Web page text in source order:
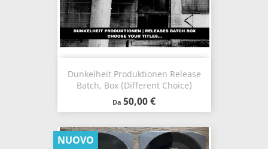
Dunkelheit Produktionen Release
Batch, Box (Different Choice)
Da 50,00 €
NUOVO